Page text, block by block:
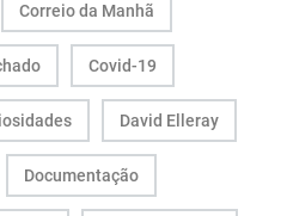
Correio da Manhã
Covid-19
David Elleray
Documentação